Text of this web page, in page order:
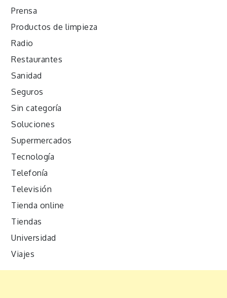
Prensa
Productos de limpieza
Radio
Restaurantes
Sanidad
Seguros
Sin categoría
Soluciones
Supermercados
Tecnología
Telefonía
Televisión
Tienda online
Tiendas
Universidad
Viajes